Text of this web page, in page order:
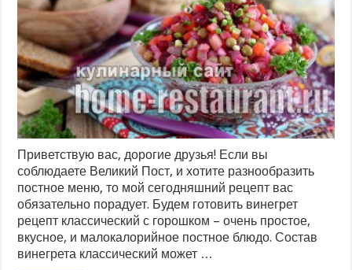
Приветствую вас, дорогие друзья! Если вы
соблюдаете Великий Пост, и хотите разнообразить
постное меню, то мой сегодняшний рецепт вас
обязательно порадует. Будем готовить винегрет
рецепт классический с горошком – очень простое,
вкусное, и малокалорийное постное блюдо. Состав
винегрета классический может …